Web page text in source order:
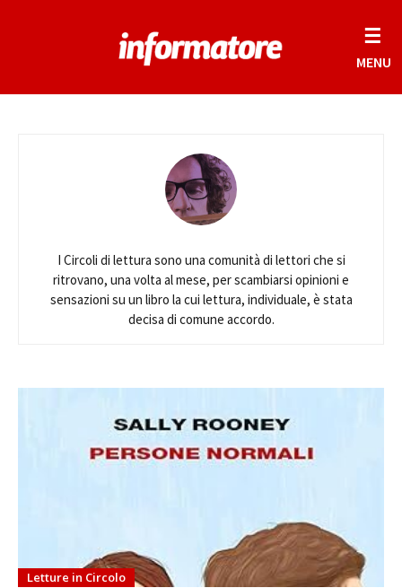
☰
MENU
I Circoli di lettura sono una comunità di lettori che si
ritrovano, una volta al mese, per scambiarsi opinioni e
sensazioni su un libro la cui lettura, individuale, è stata
decisa di comune accordo.
Letture in Circolo